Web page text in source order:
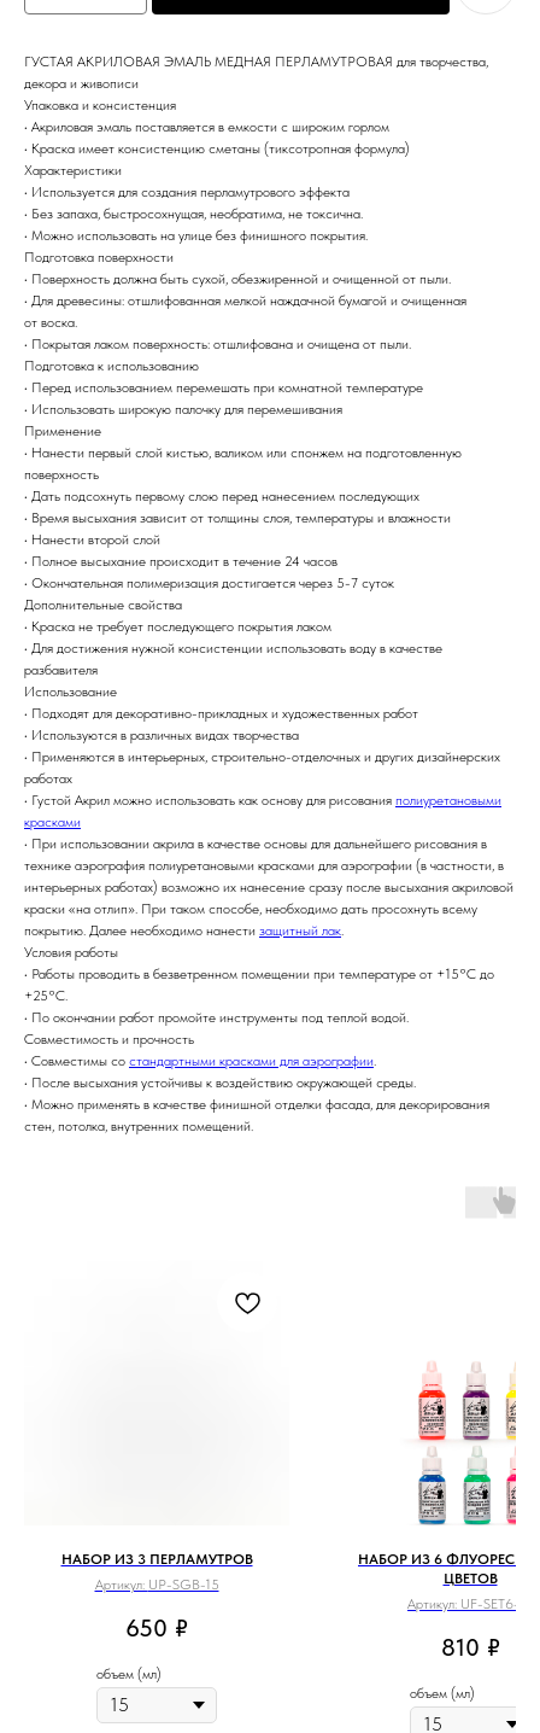
ГУСТАЯ АКРИЛОВАЯ ЭМАЛЬ МЕДНАЯ ПЕРЛАМУТРОВАЯ для творчества,
декора и живописи
Упаковка и консистенция
• Акриловая эмаль поставляется в емкости с широким горлом
• Краска имеет консистенцию сметаны (тиксотропная формула)
Характеристики
• Используется для создания перламутрового эффекта
• Без запаха, быстросохнущая, необратима, не токсична.
• Можно использовать на улице без финишного покрытия.
Подготовка поверхности
• Поверхность должна быть сухой, обезжиренной и очищенной от пыли.
• Для древесины: отшлифованная мелкой наждачной бумагой и очищенная
от воска.
• Покрытая лаком поверхность: отшлифована и очищена от пыли.
Подготовка к использованию
• Перед использованием перемешать при комнатной температуре
• Использовать широкую палочку для перемешивания
Применение
• Нанести первый слой кистью, валиком или спонжем на подготовленную
поверхность
• Дать подсохнуть первому слою перед нанесением последующих
• Время высыхания зависит от толщины слоя, температуры и влажности
• Нанести второй слой
• Полное высыхание происходит в течение 24 часов
• Окончательная полимеризация достигается через 5-7 суток
Дополнительные свойства
• Краска не требует последующего покрытия лаком
• Для достижения нужной консистенции использовать воду в качестве
разбавителя
Использование
• Подходят для декоративно-прикладных и художественных работ
• Используются в различных видах творчества
• Применяются в интерьерных, строительно-отделочных и других дизайнерских
работах
• Густой Акрил можно использовать как основу для рисования полиуретановыми
красками
• При использовании акрила в качестве основы для дальнейшего рисования в
технике аэрография полиуретановыми красками для аэрографии (в частности, в
интерьерных работах) возможно их нанесение сразу после высыхания акриловой
краски «на отлип». При таком способе, необходимо дать просохнуть всему
покрытию. Далее необходимо нанести защитный лак.
Условия работы
• Работы проводить в безветренном помещении при температуре от +15°С до
+25°С.
• По окончании работ промойте инструменты под теплой водой.
Совместимость и прочность
• Совместимы со стандартными красками для аэрографии.
• После высыхания устойчивы к воздействию окружающей среды.
• Можно применять в качестве финишной отделки фасада, для декорирования
стен, потолка, внутренних помещений.
НАБОР ИЗ 3 ПЕРЛАМУТРОВ
Артикул: UP-SGB-15
650 ₽
объем (мл)
НАБОР ИЗ 6
ЦВЕТОВ
Артикул: UF-SET6-15
810 ₽
объем (мл)